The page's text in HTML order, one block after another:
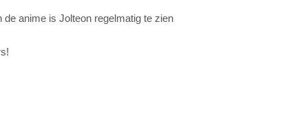
de anime is Jolteon regelmatig te zien